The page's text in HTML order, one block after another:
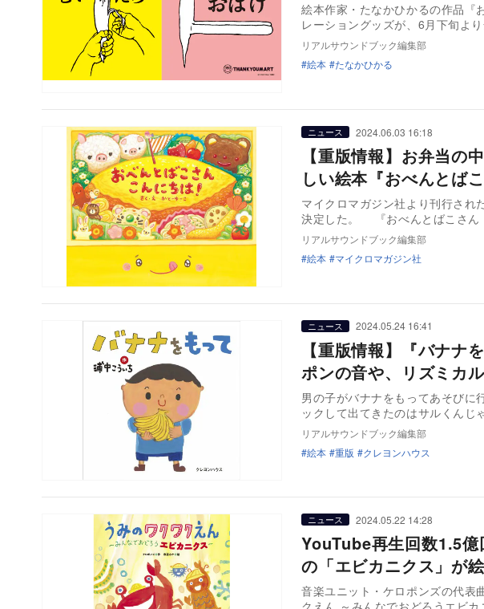
絵本作家・たなかひかるの作品『
レーショングッズが、6月下旬よ
リアルサウンドブック編集部
絵本
たなかひかる
ニュース 2024.06.03 16:18
【重版情報】お弁当
しい絵本『おべんとば
マイクロマガジン社より刊行され
決定した。 『おべんとば
リアルサウンドブック編集部
絵本
マイクロマガジン社
ニュース 2024.05.24 16:41
【重版情報】『バナナ
ポンの音や、リズミカ
男の子がバナナをもってあそびに
ックして出てきたのはサルくん
リアルサウンドブック編集部
絵本
重版 クレヨンハウス
ニュース 2024.05.22 14:28
YouTube再生回数1.5
の「エビカニクス」が
音楽ユニット・ケロポンズの代表